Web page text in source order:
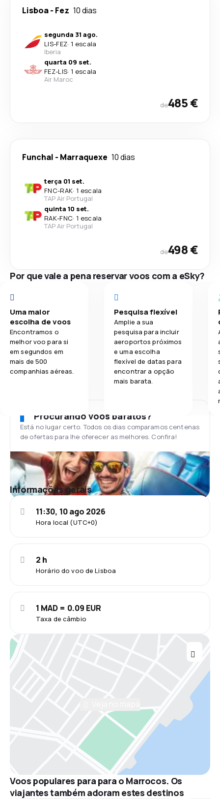
Lisboa- Fez 10 dias
segunda 31 ago.
LIS-FEZ· 1 escala
Iberia
quarta 09 set.
FEZ-LIS· 1 escala
Air Maroc
de485 €
Funchal - Marraquexe 10 dias
terça 01 set.
FNC-RAK· 1 escala
TAP Air Portugal
quinta 10 set.
RAK-FNC· 1 escala
TAP Air Portugal
de498 €
Por que vale a pena reservar voos com a eSky?
Uma maior
escolha de voos
Encontramos o
melhor voo para si
em segundos em
mais de 500
companhias aéreas.
Pesquisa flexível
Amplie a sua
pesquisa para incluir
aeroportos próximos
e uma escolha
flexível de datas para
encontrar a opção
mais barata.
Procurando voos baratos?
Está no lugar certo. Todos os dias comparamos centenas
de ofertas para lhe oferecer as melhores. Confira!
Informações gerais
Hora local (UTC+0)
11:30, 10 ago 2026
Horário do voo de Lisboa
2 h
Taxa de câmbio
1 MAD = 0.09 EUR
Voos populares para para o Marrocos. Os
viajantes também adoram estes destinos